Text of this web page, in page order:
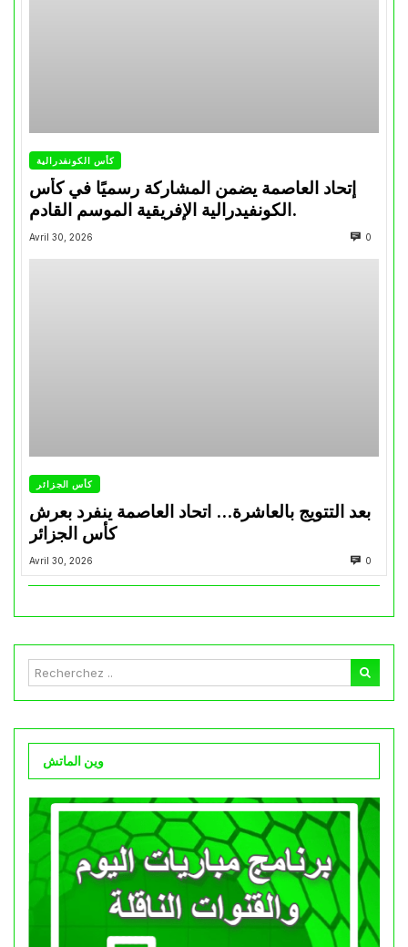
كأس الكونفدرالية
إتحاد العاصمة يضمن المشاركة رسميًا في كأس
الكونفيدرالية الإفريقية الموسم القادم.
Avril 30, 2026 0
كأس الجزائر
بعد التتويج بالعاشرة… اتحاد العاصمة ينفرد بعرش
كأس الجزائر
Avril 30, 2026 0
وين الماتش